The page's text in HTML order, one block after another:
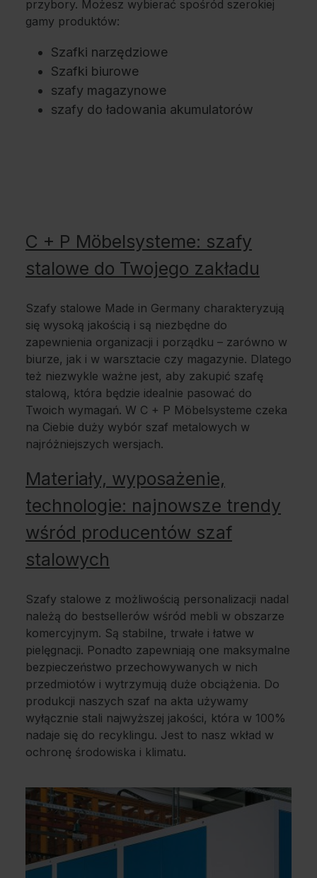
przybory. Możesz wybierać spośród szerokiej
gamy produktów:
Szafki narzędziowe
Szafki biurowe
szafy magazynowe
szafy do ładowania akumulatorów
C + P Möbelsysteme: szafy
stalowe do Twojego zakładu
Szafy stalowe Made in Germany charakteryzują
się wysoką jakością i są niezbędne do
zapewnienia organizacji i porządku – zarówno w
biurze, jak i w warsztacie czy magazynie. Dlatego
też niezwykle ważne jest, aby zakupić szafę
stalową, która będzie idealnie pasować do
Twoich wymagań. W C + P Möbelsysteme czeka
na Ciebie duży wybór szaf metalowych w
najróżniejszych wersjach.
Materiały, wyposażenie,
technologie: najnowsze trendy
wśród producentów szaf
stalowych
Szafy stalowe z możliwością personalizacji nadal
należą do bestsellerów wśród mebli w obszarze
komercyjnym. Są stabilne, trwałe i łatwe w
pielęgnacji. Ponadto zapewniają one maksymalne
bezpieczeństwo przechowywanych w nich
przedmiotów i wytrzymują duże obciążenia. Do
produkcji naszych szaf na akta używamy
wyłącznie stali najwyższej jakości, która w 100%
nadaje się do recyklingu. Jest to nasz wkład w
ochronę środowiska i klimatu.